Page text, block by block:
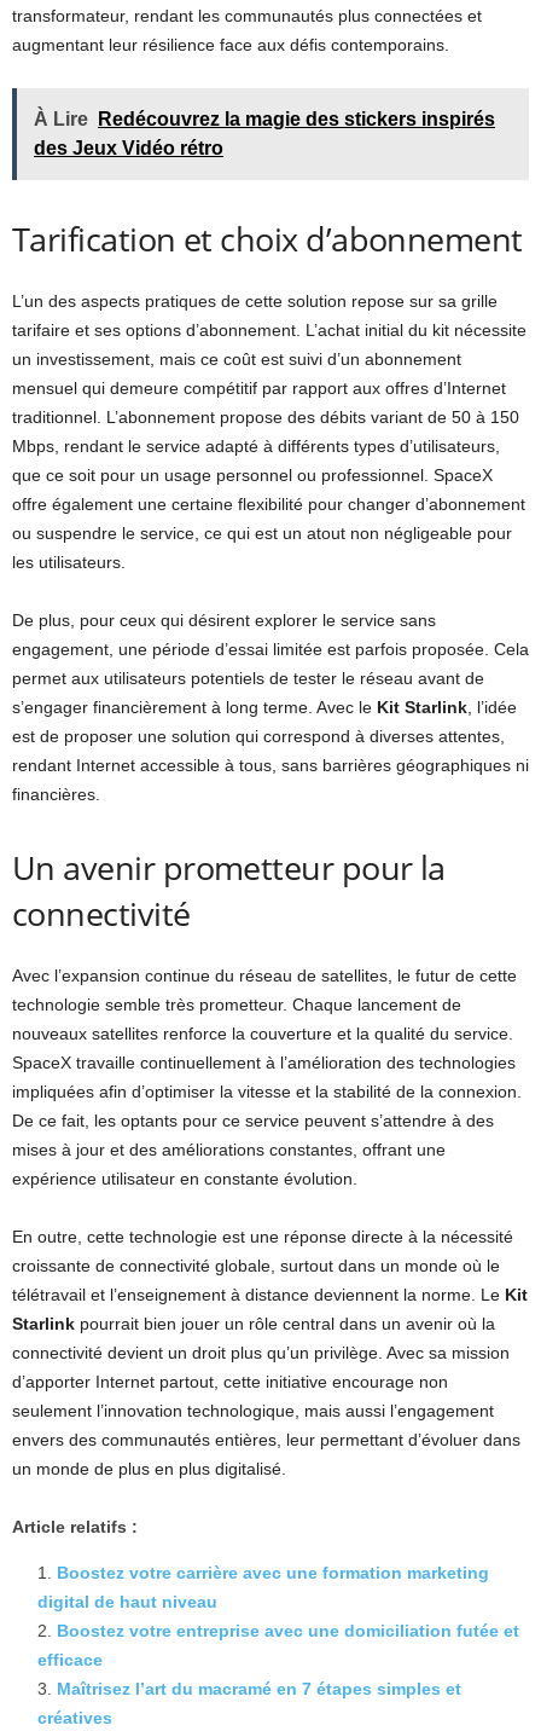
transformateur, rendant les communautés plus connectées et
augmentant leur résilience face aux défis contemporains.
À Lire
Redécouvrez la magie des stickers inspirés
des Jeux Vidéo rétro
Tarification et choix d’abonnement
L’un des aspects pratiques de cette solution repose sur sa grille
tarifaire et ses options d’abonnement. L’achat initial du kit nécessite
un investissement, mais ce coût est suivi d’un abonnement
mensuel qui demeure compétitif par rapport aux offres d’Internet
traditionnel. L’abonnement propose des débits variant de 50 à 150
Mbps, rendant le service adapté à différents types d’utilisateurs,
que ce soit pour un usage personnel ou professionnel. SpaceX
offre également une certaine flexibilité pour changer d’abonnement
ou suspendre le service, ce qui est un atout non négligeable pour
les utilisateurs.
De plus, pour ceux qui désirent explorer le service sans
engagement, une période d’essai limitée est parfois proposée. Cela
permet aux utilisateurs potentiels de tester le réseau avant de
s’engager financièrement à long terme. Avec le Kit Starlink , l’idée
est de proposer une solution qui correspond à diverses attentes,
rendant Internet accessible à tous, sans barrières géographiques ni
financières.
Un avenir prometteur pour la
connectivité
Avec l’expansion continue du réseau de satellites, le futur de cette
technologie semble très prometteur. Chaque lancement de
nouveaux satellites renforce la couverture et la qualité du service.
SpaceX travaille continuellement à l’amélioration des technologies
impliquées afin d’optimiser la vitesse et la stabilité de la connexion.
De ce fait, les optants pour ce service peuvent s’attendre à des
mises à jour et des améliorations constantes, offrant une
expérience utilisateur en constante évolution.
En outre, cette technologie est une réponse directe à la nécessité
croissante de connectivité globale, surtout dans un monde où le
télétravail et l’enseignement à distance deviennent la norme. Le Kit
Starlink pourrait bien jouer un rôle central dans un avenir où la
connectivité devient un droit plus qu’un privilège. Avec sa mission
d’apporter Internet partout, cette initiative encourage non
seulement l’innovation technologique, mais aussi l’engagement
envers des communautés entières, leur permettant d’évoluer dans
un monde de plus en plus digitalisé.
Article relatifs :
Boostez votre carrière avec une formation marketing
digital de haut niveau
Boostez votre entreprise avec une domiciliation futée et
efficace
Maîtrisez l’art du macramé en 7 étapes simples et
créatives